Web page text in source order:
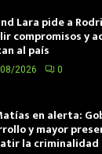
Lara pide a
compromisos y
al país
2026 0
en alerta:
y mayor
la criminalidad